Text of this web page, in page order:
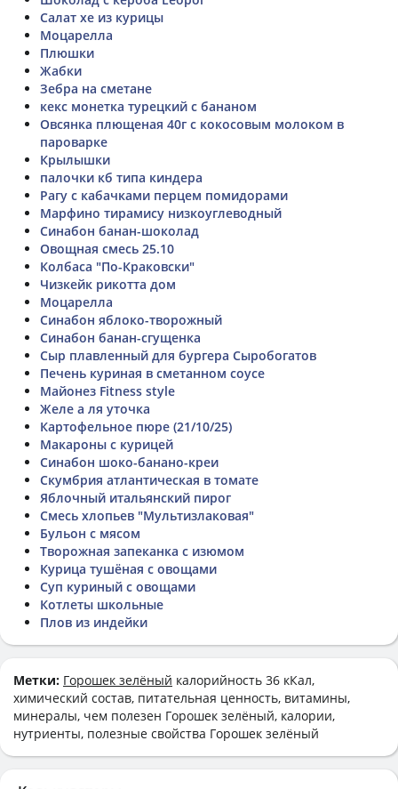
Салат хе из курицы
Моцарелла
Плюшки
Жабки
Зебра на сметане
кекс монетка турецкий с бананом
Овсянка плющеная 40г с кокосовым молоком в
пароварке
Крылышки
палочки кб типа киндера
Рагу с кабачками перцем помидорами
Марфино тирамису низкоуглеводный
Синабон банан-шоколад
Овощная смесь 25.10
Колбаса "По-Краковски"
Чизкейк рикотта дом
Моцарелла
Синабон яблоко-творожный
Синабон банан-сгущенка
Сыр плавленный для бургера Сыробогатов
Печень куриная в сметанном соусе
Майонез Fitness style
Желе а ля уточка
Картофельное пюре (21/10/25)
Макароны с курицей
Синабон шоко-банано-креи
Скумбрия атлантическая в томате
Яблочный итальянский пирог
Смесь хлопьев "Мультизлаковая"
Бульон с мясом
Творожная запеканка с изюмом
Курица тушёная с овощами
Суп куриный с овощами
Котлеты школьные
Плов из индейки
Метки: Горошек зелёный калорийность 36 кКал,
химический состав, питательная ценность, витамины,
минералы, чем полезен Горошек зелёный, калории,
нутриенты, полезные свойства Горошек зелёный